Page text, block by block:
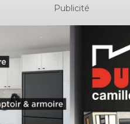
Publicité